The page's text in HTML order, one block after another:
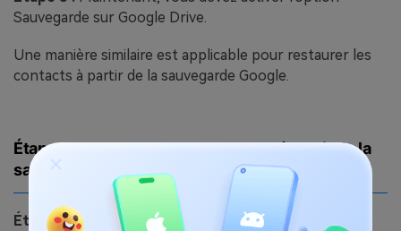
Sauvegarde sur Google Drive.
Une manière similaire est applicable pour restaurer les
contacts à partir de la sauvegarde Google.
Étapes pour restaurer ces contacts à partir de la
sauvegarde de Google Drive
Étape 1 :Commencez par aller dans Paramètres et